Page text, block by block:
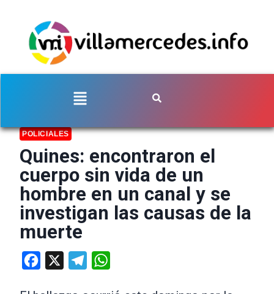
POLICIALES
Quines: encontraron el
cuerpo sin vida de un
hombre en un canal y se
investigan las causas de la
muerte
Facebook Telegram